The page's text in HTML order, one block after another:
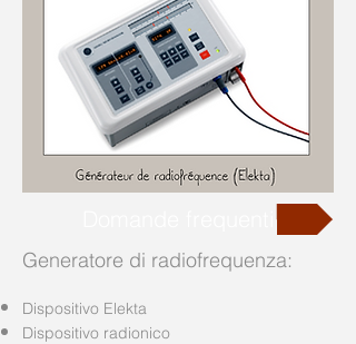
Generatore di radiofrequenza:
Dispositivo Elekta
Dispositivo radionico